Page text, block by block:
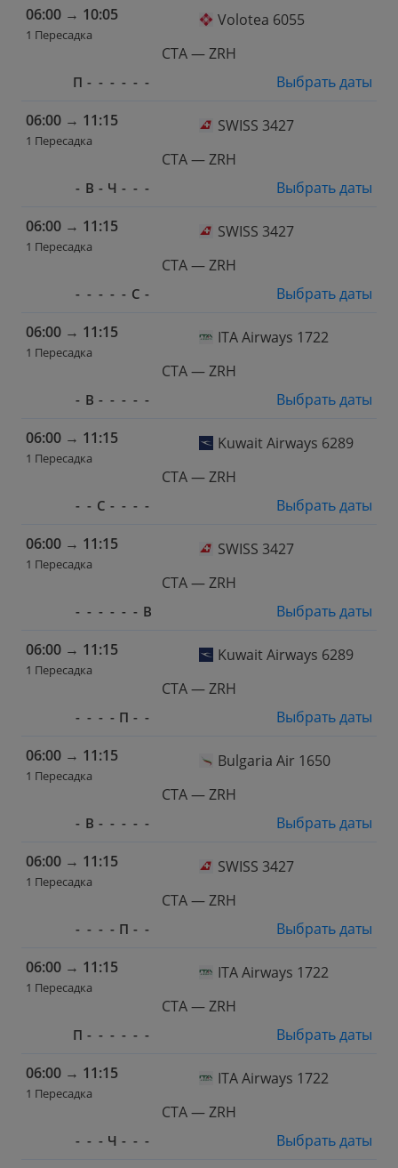
06:00 → 10:05
1 Пересадка
Volotea 6055
CTA — ZRH
П - - - - - -
Выбрать даты
06:00 → 11:15
1 Пересадка
SWISS 3427
CTA — ZRH
- В - Ч - - -
Выбрать даты
06:00 → 11:15
1 Пересадка
SWISS 3427
CTA — ZRH
- - - - - С -
Выбрать даты
06:00 → 11:15
1 Пересадка
ITA Airways 1722
CTA — ZRH
- В - - - - -
Выбрать даты
06:00 → 11:15
1 Пересадка
Kuwait Airways 6289
CTA — ZRH
- - С - - - -
Выбрать даты
06:00 → 11:15
1 Пересадка
SWISS 3427
CTA — ZRH
- - - - - - В
Выбрать даты
06:00 → 11:15
1 Пересадка
Kuwait Airways 6289
CTA — ZRH
- - - - П - -
Выбрать даты
06:00 → 11:15
1 Пересадка
Bulgaria Air 1650
CTA — ZRH
- В - - - - -
Выбрать даты
06:00 → 11:15
1 Пересадка
SWISS 3427
CTA — ZRH
- - - - П - -
Выбрать даты
06:00 → 11:15
1 Пересадка
ITA Airways 1722
CTA — ZRH
П - - - - - -
Выбрать даты
06:00 → 11:15
1 Пересадка
ITA Airways 1722
CTA — ZRH
- - - Ч - - -
Выбрать даты